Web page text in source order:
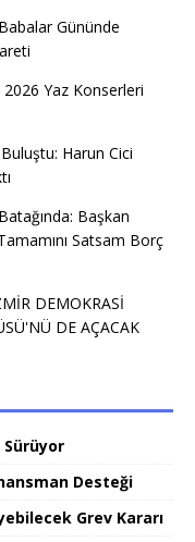
Gününde
2026 Yaz Konserleri
Harun Cici
Başkan
Satsam Borç
DEMOKRASİ
DE AÇACAK
Desteği
Grev Kararı